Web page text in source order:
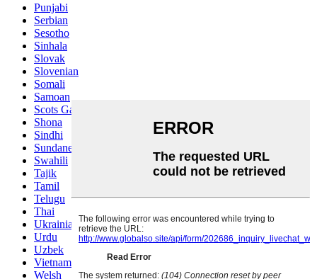
Punjabi
Serbian
Sesotho
Sinhala
Slovak
Slovenian
Somali
Samoan
Scots Gaelic
Shona
Sindhi
Sundanese
Swahili
Tajik
Tamil
Telugu
Thai
Ukrainian
Urdu
Uzbek
Vietnamese
Welsh